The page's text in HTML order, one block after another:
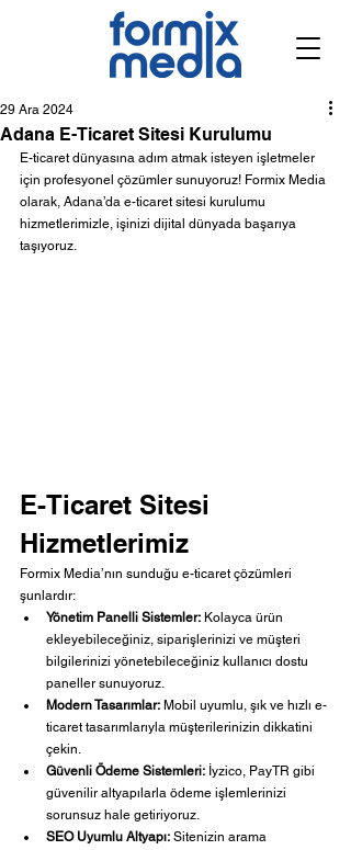
Adana E-Ticaret Sitesi Kurulumu
29 Ara 2024
E-ticaret dünyasına adım atmak isteyen işletmeler
için profesyonel çözümler sunuyoruz! Formix Media
olarak, Adana’da e-ticaret sitesi kurulumu
hizmetlerimizle, işinizi dijital dünyada başarıya
taşıyoruz.
E-Ticaret Sitesi
Hizmetlerimiz
Formix Media’nın sunduğu e-ticaret çözümleri
şunlardır:
Yönetim Panelli Sistemler: Kolayca ürün
ekleyebileceğiniz, siparişlerinizi ve müşteri
bilgilerinizi yönetebileceğiniz kullanıcı dostu
paneller sunuyoruz.
Modern Tasarımlar: Mobil uyumlu, şık ve hızlı e-
ticaret tasarımlarıyla müşterilerinizin dikkatini
çekin.
Güvenli Ödeme Sistemleri: İyzico, PayTR gibi
güvenilir altyapılarla ödeme işlemlerinizi
sorunsuz hale getiriyoruz.
SEO Uyumlu Altyapı: Sitenizin arama